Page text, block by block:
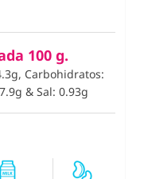
100 g.
Carbohidratos:
& Sal: 0.93g